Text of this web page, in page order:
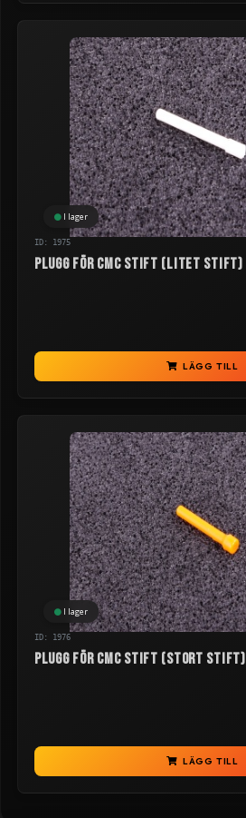
I lager
ID: 1975
Plugg för CMC stift (litet stift)
LÄGG TILL
I lager
ID: 1976
Plugg för CMC stift (stort stift)
LÄGG TILL